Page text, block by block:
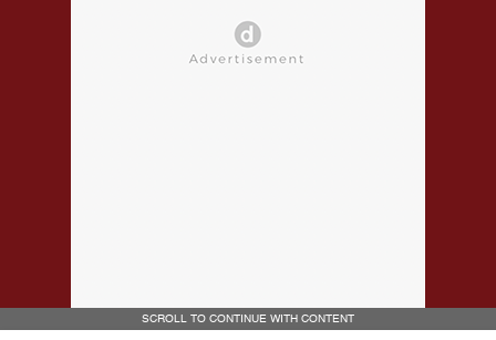
SCROLL TO CONTINUE WITH CONTENT